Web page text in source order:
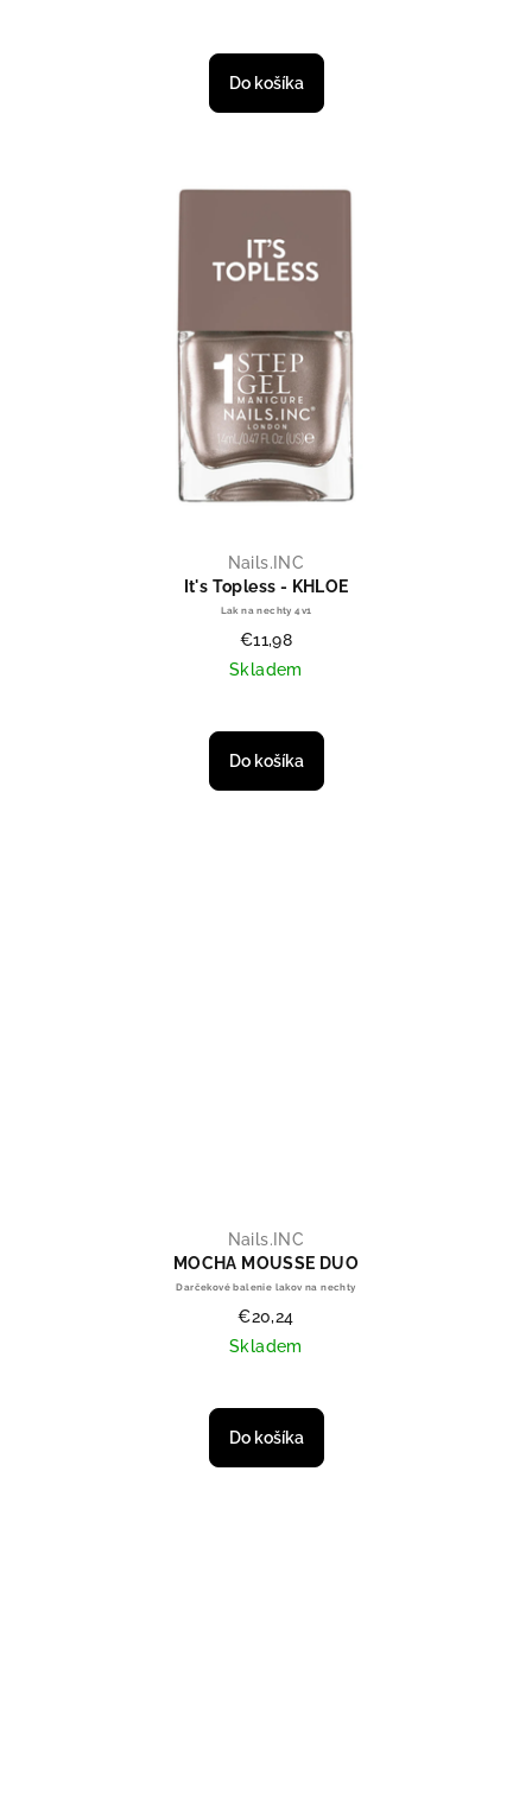
Do košíka
Nails.INC
It's Topless - KHLOE
Lak na nechty 4v1
€11,98
Skladem
Do košíka
Nails.INC
MOCHA MOUSSE DUO
Darčekové balenie lakov na nechty
€20,24
Skladem
Do košíka